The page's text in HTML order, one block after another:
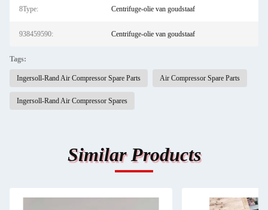
8Type: Centrifuge-olie van goudstaaf
938459590: Centrifuge-olie van goudstaaf
Tags:
Ingersoll-Rand Air Compressor Spare Parts Air Compressor Spare Parts
Ingersoll-Rand Air Compressor Spares
Similar Products